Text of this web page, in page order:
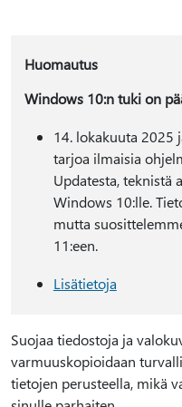
Huomautus
Windows 10:n tuki on
14. lokakuuta 2025
tarjoa ilmaisia
Updatesta, teknistä
Windows 10:lle.
mutta
11:een.
Lisätietoja
Suojaa tiedostoja ja
varmuuskopioidaan
tietojen perusteella, mikä